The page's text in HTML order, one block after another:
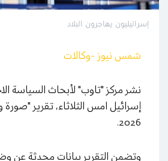
إسرائيليون يهاجرون البلاد
شمس نيوز -وكالات
نشر مركز "تاوب" لأبحاث السياسة
إسرائيل امس الثلاثاء، تقرير "صورة
2026.
وتضمن التقرير بيانات محدثة عن